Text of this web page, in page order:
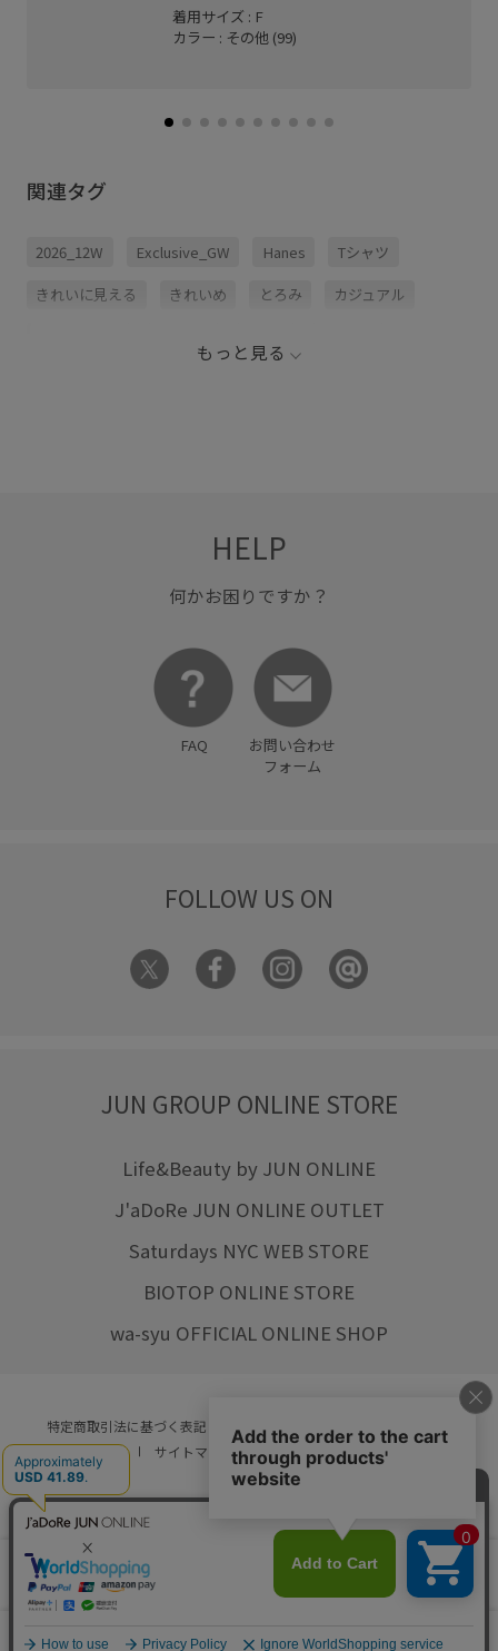
0
着用サイズ : F
カラー : その他 (99)
関連タグ
2026_12W Exclusive_GW Hanes Tシャツ
きれいに見える きれいめ とろみ カジュアル
柔らかい肌触り
もっと見る
HELP
何かお困りですか？
FAQ
お問い合わせ
フォーム
FOLLOW US ON
JUN GROUP ONLINE STORE
Life&Beauty by JUN ONLINE
J'aDoRe JUN ONLINE OUTLET
Saturdays NYC WEB STORE
BIOTOP ONLINE STORE
wa-syu OFFICIAL ONLINE SHOP
特定商取引法に基づく表記 プライバシーポリシー
ご利用規約
サイトマップ リクルート ご利用ガイド
© JUN CO.,LTD. ALL RIGHTS RESERVED.
店舗在庫
をみる
カートに入れる